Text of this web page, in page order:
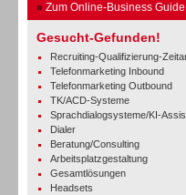
» Zum Online-Business Guide
Gesucht-Gefunden!
Recruiting-Qualifizierung-
Telefonmarketing Inbound
Telefonmarketing Outbound
TK/ACD-Systeme
Sprachdialogsysteme/KI-
Dialer
Beratung/Consulting
Arbeitsplatzgestaltung
Gesamtlösungen
Headsets